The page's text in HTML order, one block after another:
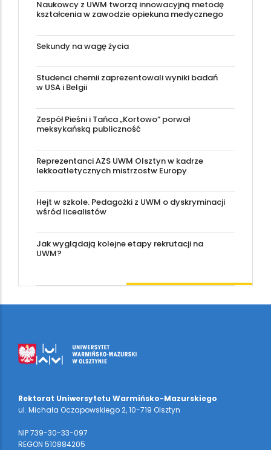
Naukowcy z UWM tworzą innowacyjną metodę
kształcenia w zawodzie opiekuna medycznego
Sekundy na wagę życia
Studenci chemii zaprezentowali wyniki badań
w USA i Belgii
Zespół Pieśni i Tańca „Kortowo” porwał
meksykańską publiczność
Reprezentanci AZS UWM Olsztyn w kadrze
lekkoatletycznych mistrzostw Europy
Hejt w szkole. Pedagożki z UWM o dyskryminacji
wśród licealistów
Jak wyglądają kolejne etapy rekrutacji na
UWM?
Rektorat Uniwersytetu Warmińsko-Mazurskiego
ul. Michała Oczapowskiego 2, 10-719 Olsztyn
NIP 739-30-33-097
REGON 510884205